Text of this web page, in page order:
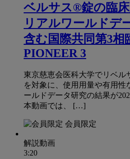
ベルサス®錠の臨
リアルワールドデ
含む国際共同第3相
PIONEER 3
東京慈恵会医科大学でリベ
を対象に、使用用量や有用性
ールドデータ研究の結果が
本動画では、 […]
会員限定
解説動画
3:20